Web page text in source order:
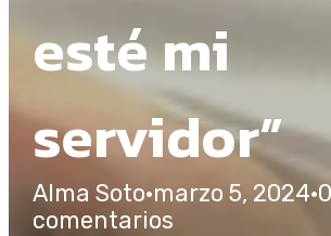
esté mi
servidor”
Alma Soto·marzo 5, 2024·0
comentarios